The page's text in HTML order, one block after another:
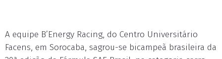
A equipe B’Energy Racing, do Centro Universitário
Facens, em Sorocaba, sagrou-se bicampeã brasileira da